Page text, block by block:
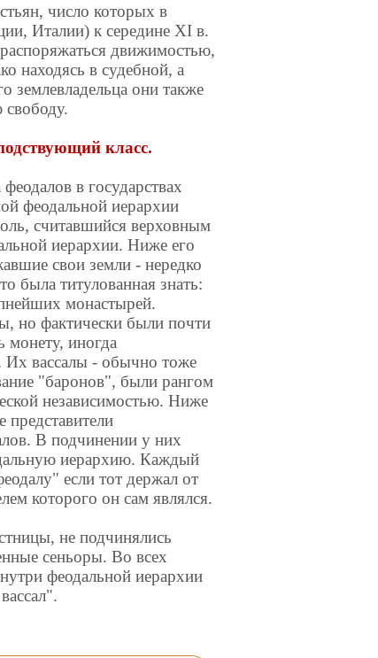
число которых в
Италии) к середине XI в.
движимостью,
находясь в судебной, а
землевладельца они также
свободу.
класс.
в государствах
феодальной иерархии
считавшийся верховным
иерархии. Ниже его
свои земли - нередко
была титулованная знать:
монастырей.
но фактически были почти
монету, иногда
вассалы - обычно тоже
"баронов", были рангом
независимостью. Ниже
В подчинении у них
иерархию. Каждый
если тот держал от
которого он сам являлся.
не подчинялись
сеньоры. Во всех
феодальной иерархии